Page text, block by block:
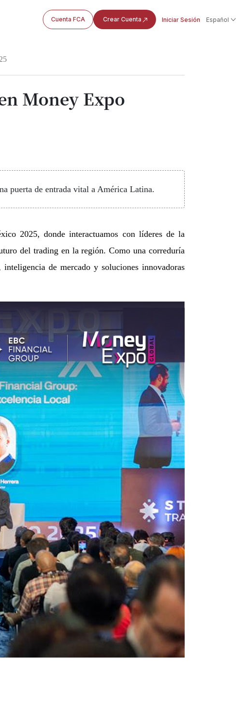
Cuenta FCA Crear Cuenta Iniciar Sesión Español
Money Expo
puerta de entrada vital a América Latina.
2025, donde interactuamos con líderes de la
del trading en la región. Como una correduría
de mercado y soluciones innovadoras